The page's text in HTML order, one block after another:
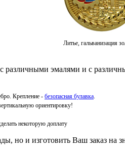
Литье, гальванизация
различными эмалями и с
Крепление - безопасная булавка.
ориентировку!
некоторую доплату
но и изготовить Ваш заказ на